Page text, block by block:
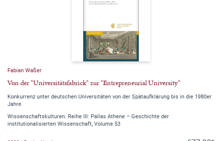
Fabian Waßer
Von der "Universitätsfabrick" zur "Entrepreneurial University"
Konkurrenz unter deutschen Universitäten von der Spätaufklärung bis in die 1980er
Jahre
Wissenschaftskulturen. Reihe III: Pallas Athene – Geschichte der
institutionalisierten Wissenschaft, Volume 53